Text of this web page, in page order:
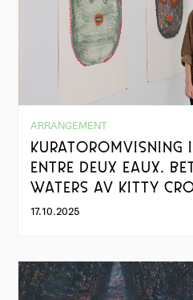
ARRANGEMENT
KURATOROMVISNING
ENTRE DEUX EAUX.
WATERS AV KITTY
17.10.2025